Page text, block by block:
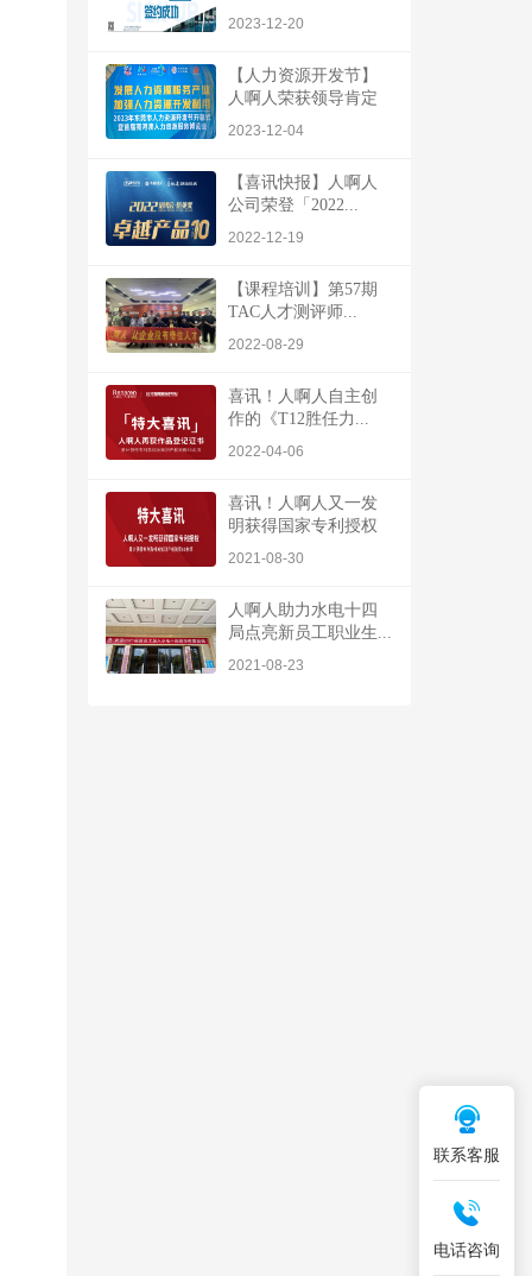
2023-12-20
【人力资源开发节】
人啊人荣获领导肯定
2023-12-04
【喜讯快报】人啊人
公司荣登「2022...
2022-12-19
【课程培训】第57期
TAC人才测评师...
2022-08-29
喜讯！人啊人自主创
作的《T12胜任力...
2022-04-06
喜讯！人啊人又一发
明获得国家专利授权
2021-08-30
人啊人助力水电十四
局点亮新员工职业生...
2021-08-23
联系客服
电话咨询